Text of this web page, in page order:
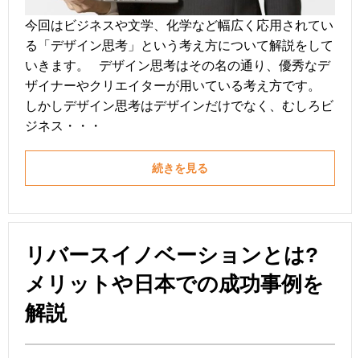
今回はビジネスや文学、化学など幅広く応用されてい
る「デザイン思考」という考え方について解説をして
いきます。 デザイン思考はその名の通り、優秀なデ
ザイナーやクリエイターが用いている考え方です。
しかしデザイン思考はデザインだけでなく、むしろビ
ジネス・・・
続きを見る
リバースイノベーションとは?
メリットや日本での成功事例を
解説